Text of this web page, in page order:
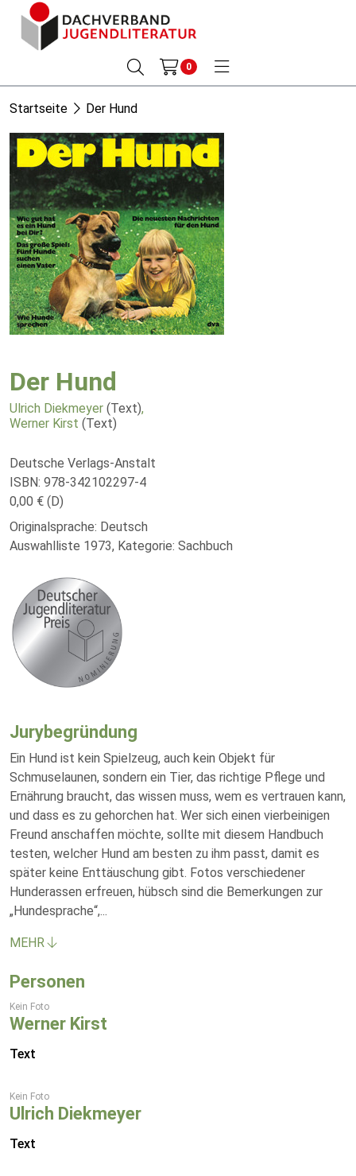
0
Startseite Der Hund
Der Hund
Ulrich Diekmeyer (Text),
Werner Kirst (Text)
Deutsche Verlags-Anstalt
ISBN: 978-342102297-4
0,00 € (D)
Originalsprache: Deutsch
Auswahlliste 1973, Kategorie: Sachbuch
Jurybegründung
Ein Hund ist kein Spielzeug, auch kein Objekt für
Schmuselaunen, sondern ein Tier, das richtige Pflege und
Ernährung braucht, das wissen muss, wem es vertrauen kann,
und dass es zu gehorchen hat. Wer sich einen vierbeinigen
Freund anschaffen möchte, sollte mit diesem Handbuch
testen, welcher Hund am besten zu ihm passt, damit es
später keine Enttäuschung gibt. Fotos verschiedener
Hunderassen erfreuen, hübsch sind die Bemerkungen zur
„Hundesprache“,...
MEHR
Personen
Kein Foto
Werner Kirst
Text
Kein Foto
Ulrich Diekmeyer
Text